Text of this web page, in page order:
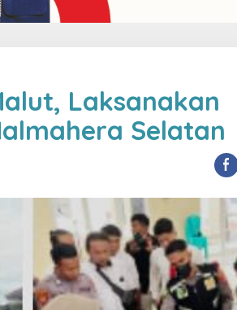
Laksanakan
Selatan